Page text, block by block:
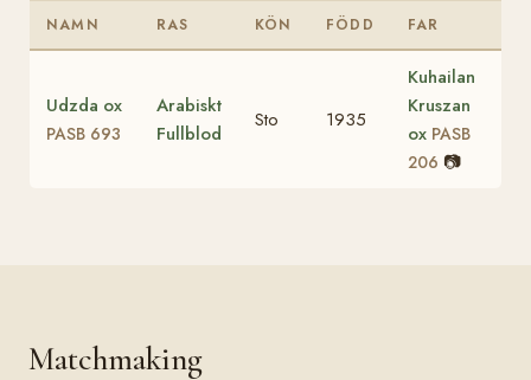
NAMN RAS KÖN FÖDD FAR
Udzda ox
PASB 693
Arabiskt
Fullblod
Sto 1935
Kuhailan
Kruszan
ox PASB
206 📷
Matchmaking